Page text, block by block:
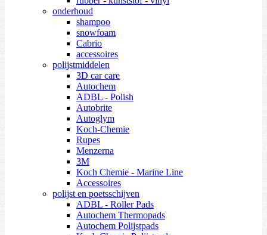
onderhoud
shampoo
snowfoam
Cabrio
accessoires
polijstmiddelen
3D car care
Autochem
ADBL - Polish
Autobrite
Autoglym
Koch-Chemie
Rupes
Menzerna
3M
Koch Chemie - Marine Line
Accessoires
polijst en poetsschijven
ADBL - Roller Pads
Autochem Thermopads
Autochem Polijstpads